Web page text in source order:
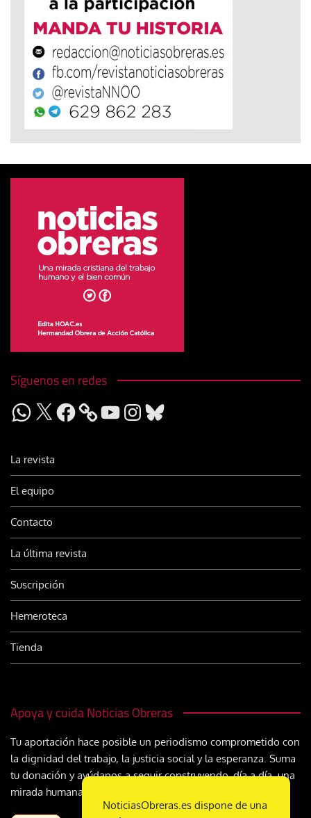
Síguenos en redes
WhatsApp
X Facebook YouTubeInstagram
Bluesky
La revista
El equipo
Contacto
La última revista
Suscripción
Hemeroteca
Tienda
Apoya y cuida Noticias Obreras
Tu aportación hace posible un periodismo comprometido con
la dignidad del trabajo, la justicia social y la esperanza. Suma
tu donación y ayúdanos a seguir construyendo, día a día, una
mirada humana y cristiana sobre el mundo del trabajo
NoticiasObreras.es dispone de una